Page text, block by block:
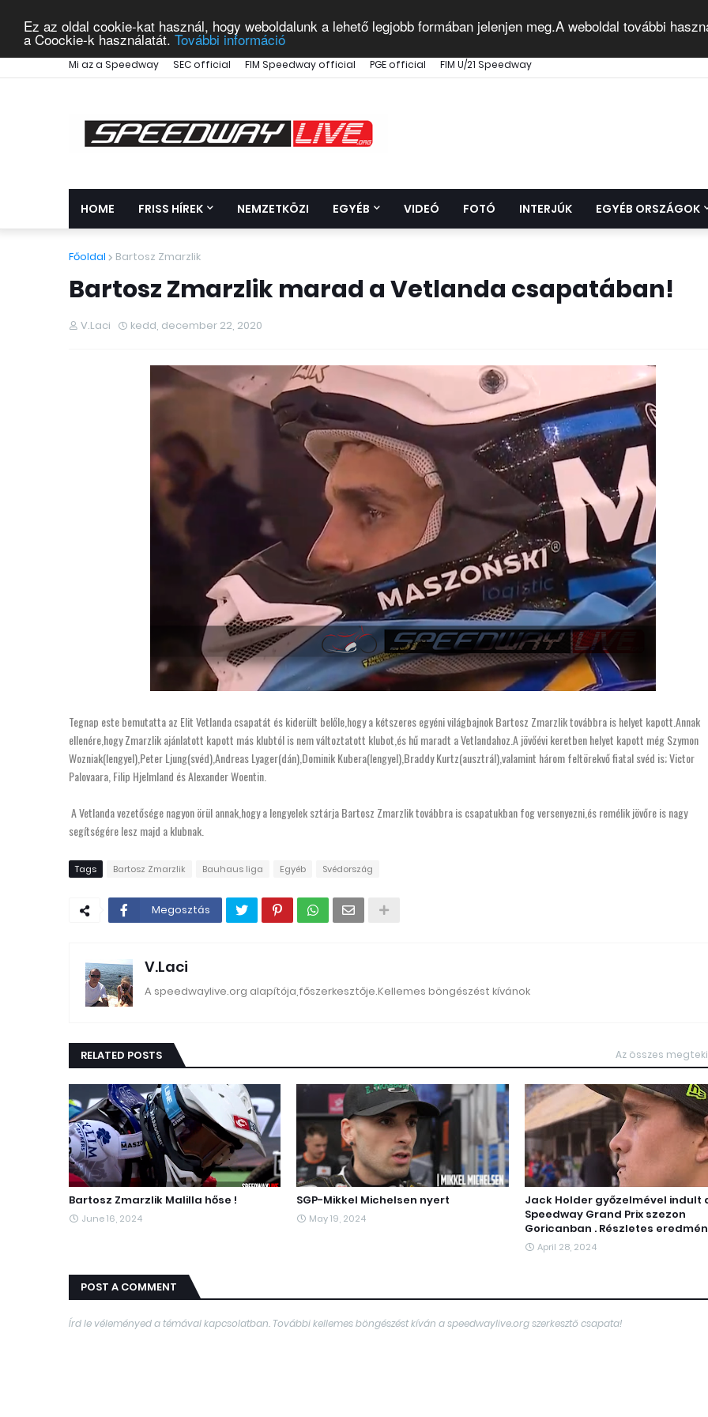
Ez az oldal cookie-kat használ, hogy weboldalunk a lehető legjobb formában jelenjen meg.A weboldal további
a Coockie-k használatát. További információ
Mi az a Speedway SEC official FIM Speedway official PGE official FIM U/21 Speedway
HOME FRISS HÍREK NEMZETKÖZI EGYÉB VIDEÓ FOTÓ INTERJÚK EGYÉB ORSZÁGOK
Főoldal Bartosz Zmarzlik
Bartosz Zmarzlik marad a Vetlanda csapatában!
V.Laci kedd, december 22, 2020
Tegnap este bemutatta az Elit Vetlanda csapatát és kiderült belőle,hogy a kétszeres egyéni világbajnok Bartosz Zmarzlik továbbra is helyet kapott.Annak
ellenére,hogy Zmarzlik ajánlatott kapott más klubtól is nem változtatott klubot,és hű maradt a Vetlandahoz.A jövőévi keretben helyet kapott még Szymon
Wozniak(lengyel),Peter Ljung(svéd),Andreas Lyager(dán),Dominik Kubera(lengyel),Braddy Kurtz(ausztrál),valamint három feltörekvő fiatal svéd is; Victor
Palovaara, Filip Hjelmland és Alexander Woentin.
A Vetlanda vezetősége nagyon örül annak,hogy a lengyelek sztárja Bartosz Zmarzlik továbbra is csapatukban fog versenyezni,és remélik jövőre is nagy
segítségére lesz majd a klubnak.
Tags Bartosz Zmarzlik Bauhaus liga Egyéb Svédország
Megosztás
V.Laci
A speedwaylive.org alapítója,főszerkesztője.Kellemes böngészést kívánok
RELATED POSTS Az összes
Bartosz Zmarzlik Malilla hőse !
June 16, 2024
SGP-Mikkel Michelsen nyert
May 19, 2024
Jack Holder győzelmével indult
Speedway Grand Prix szezon
Goricanban . Részletes
April 28, 2024
POST A COMMENT
Írd le véleményed a témával kapcsolatban. További kellemes böngészést kíván a speedwaylive.org szerkesztő csapata!